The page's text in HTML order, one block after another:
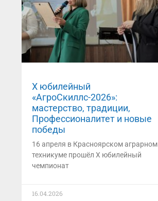
X юбилейный
«АгроСкиллс-2026»:
мастерство, традиции,
Профессионалитет и новые
победы
16 апреля в Красноярском аграрном
техникуме прошёл X юбилейный
чемпионат
16.04.2026